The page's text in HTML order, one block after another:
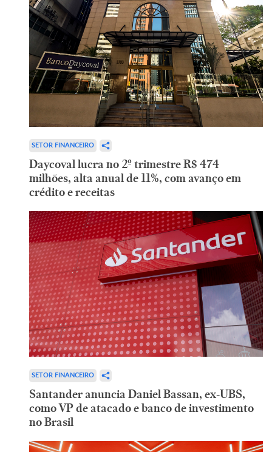
SETOR FINANCEIRO
Daycoval lucra no 2º trimestre R$ 474
milhões, alta anual de 11%, com avanço em
crédito e receitas
SETOR FINANCEIRO
Santander anuncia Daniel Bassan, ex-UBS,
como VP de atacado e banco de investimento
no Brasil